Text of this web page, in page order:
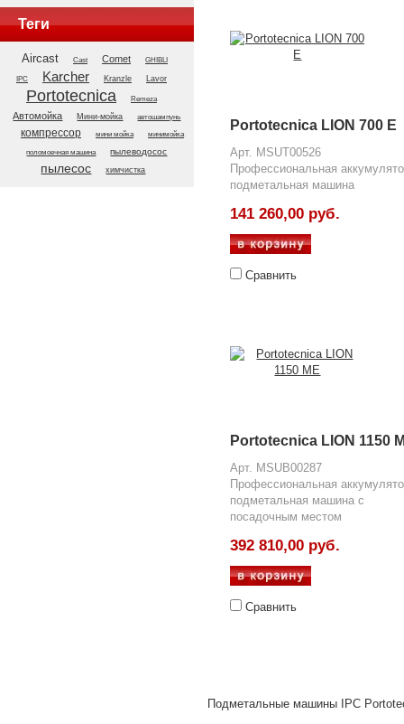
Теги
Aircast Cast Comet GHIBLI
IPC Karcher Kranzle Lavor
Portotecnica Remeza
Автомойка Мини-мойка автошампунь
компрессор мини мойка минимойка
поломоечная машина пылеводосос
пылесос химчистка
Portotecnica LION 700 E
Арт. MSUT00526
Профессиональная
подметальная машина
141 260,00 руб.
Сравнить
Portotecnica LION 1150
Арт. MSUB00287
Профессиональная
подметальная машина с
посадочным местом
392 810,00 руб.
Сравнить
Подметальные машины IPC